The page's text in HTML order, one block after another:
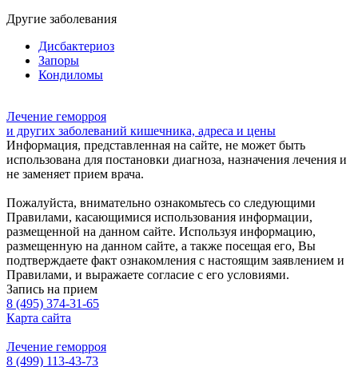
Другие заболевания
Дисбактериоз
Запоры
Кондиломы
Лечение геморроя
и других заболеваний кишечника, адреса и цены
Информация, представленная на сайте, не может быть
использована для постановки диагноза, назначения лечения и
не заменяет прием врача.
Пожалуйста, внимательно ознакомьтесь со следующими
Правилами, касающимися использования информации,
размещенной на данном сайте. Используя информацию,
размещенную на данном сайте, а также посещая его, Вы
подтверждаете факт ознакомления с настоящим заявлением и
Правилами, и выражаете согласие с его условиями.
Запись на прием
8 (495) 374-31-65
Карта сайта
Лечение геморроя
8 (499) 113-43-73